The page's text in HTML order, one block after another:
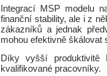
Integrací MSP modelu
finanční stability, ale i z
zákazníků a jednak
mohou efektivně škálovat
Díky vyšší produktivitě
kvalifikované pracovníky.